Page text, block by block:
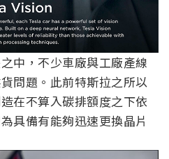
中，不少車廠與工廠產線
問題。此前特斯拉之所以
在不算入碳排額度之下依
具備有能夠迅速更換晶片